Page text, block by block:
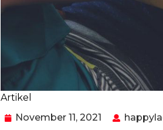
Artikel
Category
November 11, 2021
November